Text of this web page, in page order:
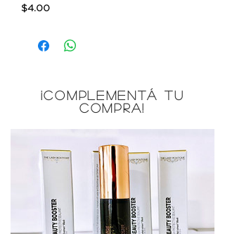
$4.00
¡COMPLEMENTÁ TU
COMPRA!